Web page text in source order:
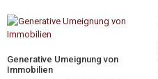
Generative Umeignung von
Immobilien